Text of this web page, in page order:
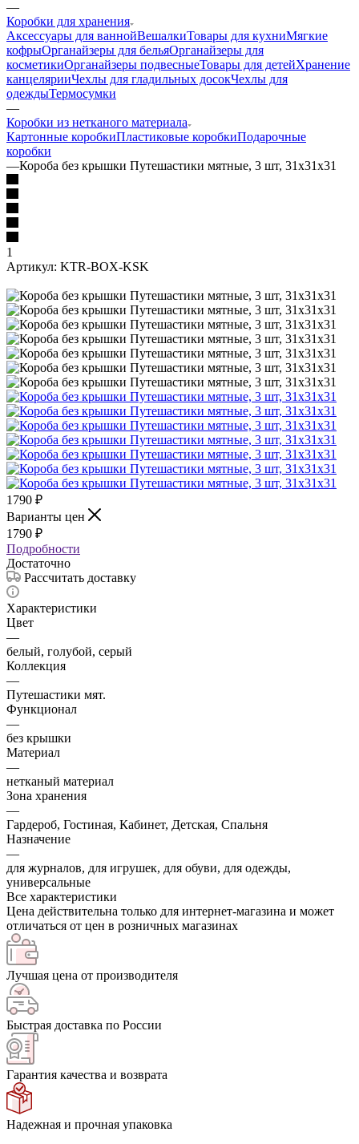
—
Коробки для хранения
Аксессуары для ваннойВешалкиТовары для кухниМягкие
кофрыОрганайзеры для бельяОрганайзеры для
косметикиОрганайзеры подвесныеТовары для детейХранение
канцелярииЧехлы для гладильных досокЧехлы для
одеждыТермосумки
—
Коробки из нетканого материала
Картонные коробкиПластиковые коробкиПодарочные
коробки
—Короба без крышки Путешастики мятные, 3 шт, 31х31х31
1
Артикул: KTR-BOX-KSK
1790 ₽
Варианты цен
1790 ₽
Подробности
Достаточно
Рассчитать доставку
Характеристики
Цвет
—
белый, голубой, серый
Коллекция
—
Путешастики мят.
Функционал
—
без крышки
Материал
—
нетканый материал
Зона хранения
—
Гардероб, Гостиная, Кабинет, Детская, Спальня
Назначение
—
для журналов, для игрушек, для обуви, для одежды,
универсальные
Все характеристики
Цена действительна только для интернет-магазина и может
отличаться от цен в розничных магазинах
Лучшая цена от производителя
Быстрая доставка по России
Гарантия качества и возврата
Надежная и прочная упаковка